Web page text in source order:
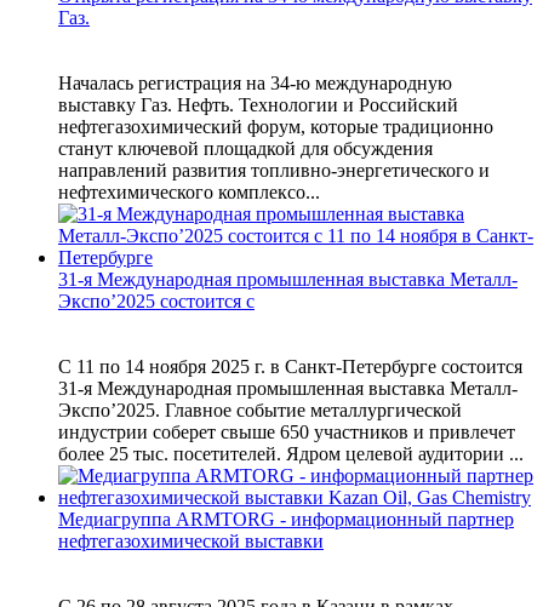
Газ.
Началась регистрация на 34-ю международную
выставку Газ. Нефть. Технологии и Российский
нефтегазохимический форум, которые традиционно
станут ключевой площадкой для обсуждения
направлений развития топливно-энергетического и
нефтехимического комплексо...
31-я Международная промышленная выставка Металл-
Экспо’2025 состоится с
С 11 по 14 ноября 2025 г. в Санкт-Петербурге состоится
31-я Международная промышленная выставка Металл-
Экспо’2025. Главное событие металлургической
индустрии соберет свыше 650 участников и привлечет
более 25 тыс. посетителей. Ядром целевой аудитории ...
Медиагруппа ARMTORG - информационный партнер
нефтегазохимической выставки